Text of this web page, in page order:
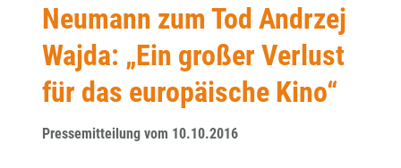
Neumann zum Tod Andrzej
Wajda: „Ein großer Verlust
für das europäische Kino“
Pressemitteilung vom 10.10.2016